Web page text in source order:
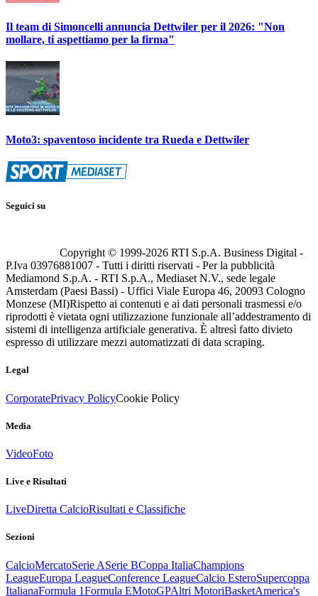
Il team di Simoncelli annuncia Dettwiler per il 2026: "Non
mollare, ti aspettiamo per la firma"
Moto3: spaventoso incidente tra Rueda e Dettwiler
Seguici su
Copyright © 1999-2026 RTI S.p.A. Business Digital -
P.Iva 03976881007 - Tutti i diritti riservati - Per la pubblicità
Mediamond S.p.A. - RTI S.p.A., Mediaset N.V., sede legale
Amsterdam (Paesi Bassi) - Uffici Viale Europa 46, 20093 Cologno
Monzese (MI)Rispetto ai contenuti e ai dati personali trasmessi e/o
riprodotti è vietata ogni utilizzazione funzionale all’addestramento di
sistemi di intelligenza artificiale generativa. È altresì fatto divieto
espresso di utilizzare mezzi automatizzati di data scraping.
Legal
CorporatePrivacy PolicyCookie Policy
Media
VideoFoto
Live e Risultati
LiveDiretta CalcioRisultati e Classifiche
Sezioni
CalcioMercatoSerie ASerie BCoppa ItaliaChampions
LeagueEuropa LeagueConference LeagueCalcio EsteroSupercoppa
ItalianaFormula 1Formula EMotoGPAltri MotoriBasketAmerica's